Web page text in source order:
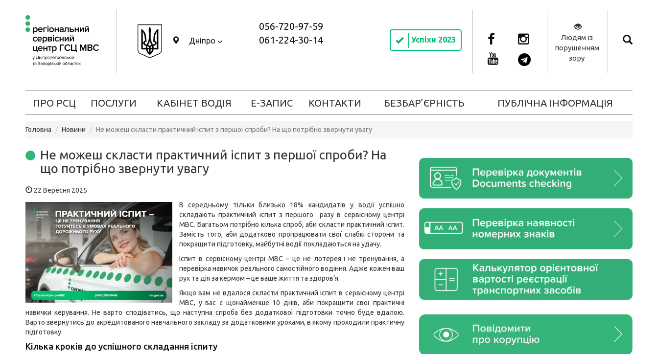
Дніпро
056-720-97-59
061-224-30-14
Успіхи 2023
Людям із
порушенням
зору
ПРО РСЦ ПОСЛУГИ КАБІНЕТ ВОДІЯ Е-ЗАПИС КОНТАКТИ БЕЗБАР’ЄРНІСТЬ ПУБЛІЧНА ІНФОРМАЦІЯ
Головна Новини Не можеш скласти практичний іспит з першої спроби? На що потрібно звернути увагу
Не можеш скласти практичний іспит з першої спроби? На
що потрібно звернути увагу
22 Вересня 2025
В середньому тільки близько 18% кандидатів у водії успішно
складають практичний іспит з першого разу в сервісному центрі
МВС. Багатьом потрібно кілька спроб, аби скласти практичний іспит.
Замість того, аби додатково пропрацювати свої слабкі сторони та
покращити підготовку, майбутні водії покладаються на удачу.
Іспит в сервісному центрі МВС – це не лотерея і не тренування, а
перевірка навичок реального самостійного водіння. Адже кожен ваш
рух та дія за кермом – це ваше життя та здоров’я.
Якщо вам не вдалося скласти практичний іспит в сервісному центрі
МВС, у вас є щонайменше 10 днів, аби покращити свої практичні
навички керування. Не варто сподіватись, що наступна спроба без додаткової підготовки точно буде вдалою.
Варто звернутись до акредитованого навчального закладу за додатковими уроками, в якому проходили практичну
підготовку.
Кілька кроків до успішного складання іспиту